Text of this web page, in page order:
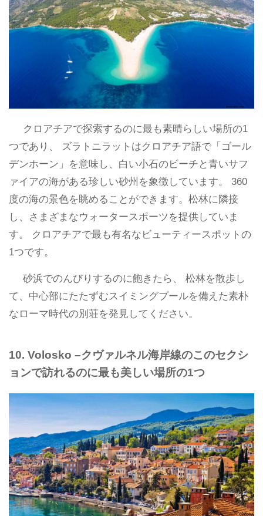
クロアチアで探索するのに最も素晴らしい場所の1
つであり、 ズラトニラットはクロアチア語で「ゴール
デンホーン」を意味し、白い小石のビーチと青いサフ
ァイアの海がある珍しい砂州を象徴しています。 360
度の海の景色を眺めることができます。松林に隣接
し、さまざまなウォータースポーツを提供していま
す。 クロアチアで最も有名なビューティースポットの
1つです。
砂浜でのんびりするのに飽きたら、 松林を散歩し
て、中心部にたたずむスイミングプールを備えた素朴
なローマ時代の別荘を発見してください。
10. Volosko –クヴァルネル海岸線のこのセクシ
ョンで訪れるのに最も美しい場所の1つ